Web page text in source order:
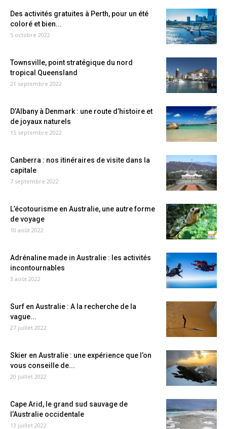
Des activités gratuites à Perth, pour un été
coloré et bien...
5 octobre 2022
Townsville, point stratégique du nord
tropical Queensland
21 septembre 2022
D’Albany à Denmark : une route d’histoire et
de joyaux naturels
15 septembre 2022
Canberra : nos itinéraires de visite dans la
capitale
7 septembre 2022
L’écotourisme en Australie, une autre forme
de voyage
10 août 2022
Adrénaline made in Australie : les activités
incontournables
3 août 2022
Surf en Australie : A la recherche de la
vague...
27 juillet 2022
Skier en Australie : une expérience que l’on
vous conseille de...
20 juillet 2022
Cape Arid, le grand sud sauvage de
l’Australie occidentale
13 juillet 2022